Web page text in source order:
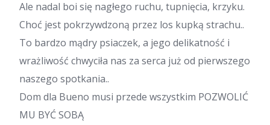
Ale nadal boi się nagłego ruchu, tupnięcia, krzyku.
Choć jest pokrzywdzoną przez los kupką strachu..
To bardzo mądry psiaczek, a jego delikatność i
wrażliwość chwyciła nas za serca już od pierwszego
naszego spotkania..
Dom dla Bueno musi przede wszystkim POZWOLIĆ
MU BYĆ SOBĄ